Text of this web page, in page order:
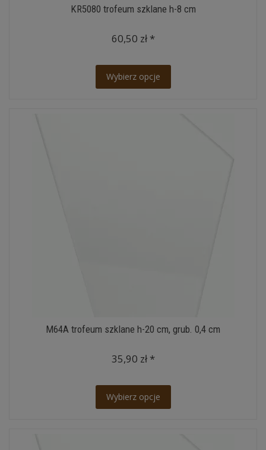
KR5080 trofeum szklane h-8 cm
60,50 zł *
Wybierz opcje
M64A trofeum szklane h-20 cm, grub. 0,4 cm
35,90 zł *
Wybierz opcje